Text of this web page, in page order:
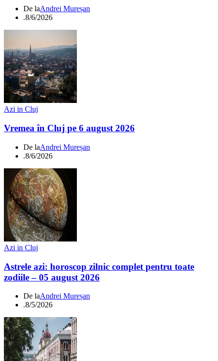
De laAndrei Mureșan
.8/6/2026
Azi in Cluj
Vremea în Cluj pe 6 august 2026
De laAndrei Mureșan
.8/6/2026
Azi in Cluj
Astrele azi: horoscop zilnic complet pentru toate
zodiile – 05 august 2026
De laAndrei Mureșan
.8/5/2026